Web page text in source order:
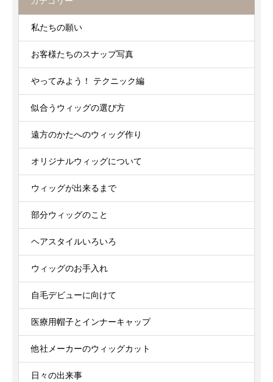
私たちの願い
お客様たちのスナップ写真
やってみよう！ テクニック編
似合うウィッグの選び方
遠方のかたへのウィッグ作り
オリジナルウィッグについて
ウィッグが出来るまで
部分ウィッグのこと
ヘアスタイルいろいろ
ウィッグのお手入れ
自毛デビューに向けて
医療用帽子とインナーキャップ
他社メーカーのウィッグカット
日々の出来事